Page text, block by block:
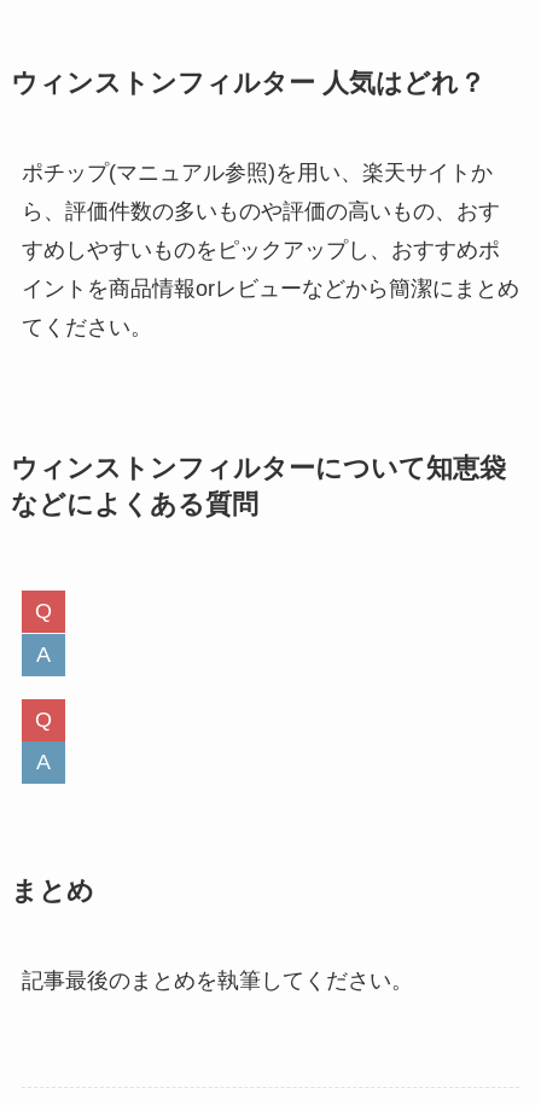
ウィンストンフィルター 人気はどれ？
ポチップ(マニュアル参照)を用い、楽天サイトか
ら、評価件数の多いものや評価の高いもの、おす
すめしやすいものをピックアップし、おすすめポ
イントを商品情報orレビューなどから簡潔にまとめ
てください。
ウィンストンフィルターについて知恵袋
などによくある質問
まとめ
記事最後のまとめを執筆してください。